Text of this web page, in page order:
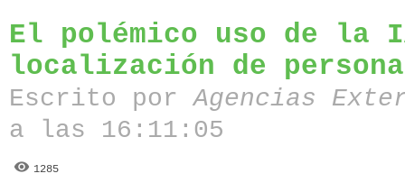
El polémico uso de la
localización de
Escrito porAgencias
a las 16:11:05
1285